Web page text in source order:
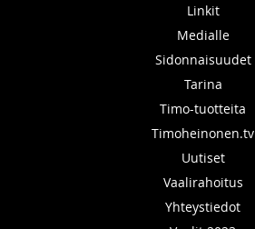
Linkit
Medialle
Sidonnaisuudet
Tarina
Timo-tuotteita
Timoheinonen.tv
Uutiset
Vaalirahoitus
Yhteystiedot